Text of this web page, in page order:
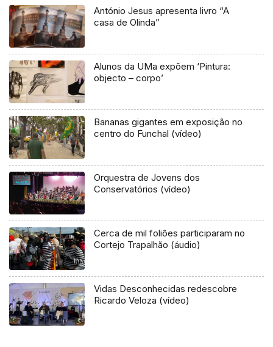
António Jesus apresenta livro “A
casa de Olinda”
Alunos da UMa expõem ‘Pintura:
objecto – corpo’
Bananas gigantes em exposição no
centro do Funchal (vídeo)
Orquestra de Jovens dos
Conservatórios (vídeo)
Cerca de mil foliões participaram no
Cortejo Trapalhão (áudio)
Vidas Desconhecidas redescobre
Ricardo Veloza (vídeo)